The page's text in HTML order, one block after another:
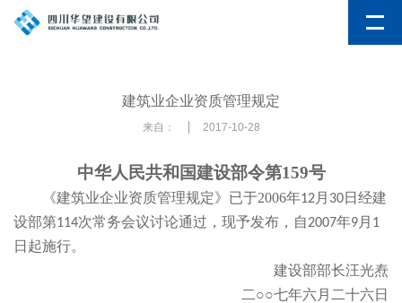
建筑业企业资质管理规定
来自： 2017-10-28
中华人民共和国建设部令第159号
《建筑业企业资质管理规定》已于2006年12月 30日经建
设部第114次常务会议讨论通过，现予发布，自2007年9月 1
日起施行。
建设部部长汪光焘
二○○七年六月二十六日